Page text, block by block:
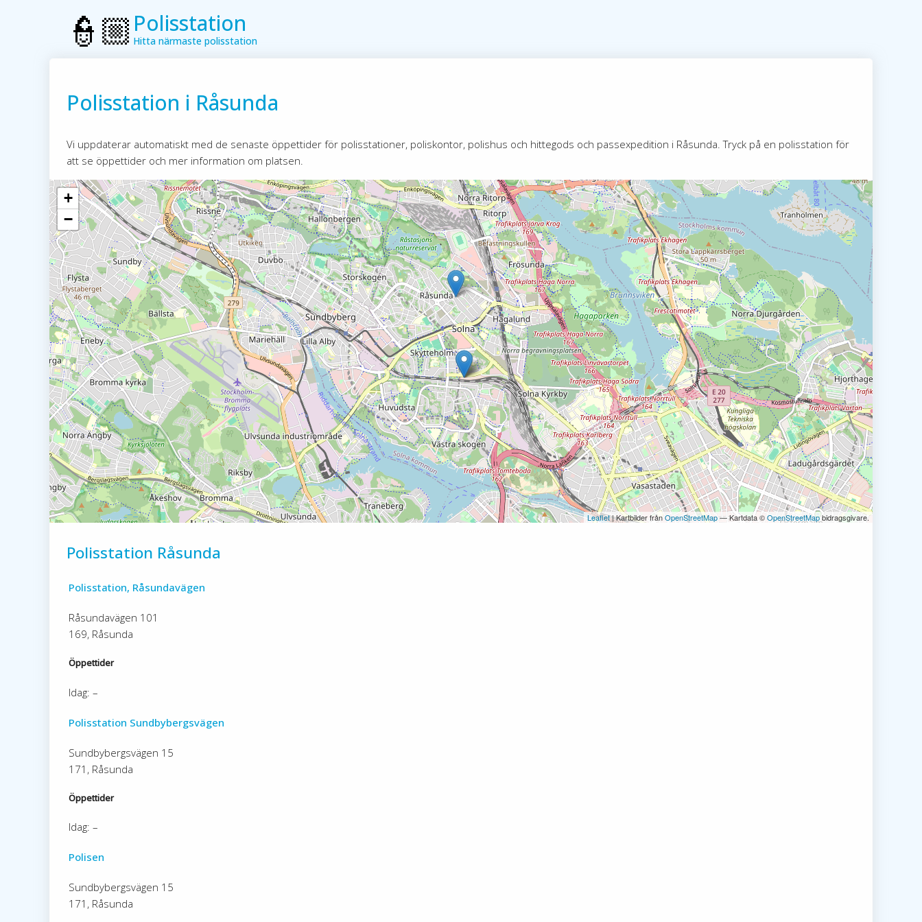
Polisstation
Hitta närmaste polisstation
Polisstation i Råsunda
Vi uppdaterar automatiskt med de senaste öppettider för polisstationer, poliskontor, polishus och hittegods och passexpedition i Råsunda. Tryck på en polisstation för
att se öppettider och mer information om platsen.
+
−
Leaflet| Kartbilder frånOpenStreetMap— Kartdata ©OpenStreetMapbidragsgivare.
Polisstation Råsunda
Polisstation, Råsundavägen
Råsundavägen 101
169, Råsunda
Öppettider
Idag: –
Polisstation Sundbybergsvägen
Sundbybergsvägen 15
171, Råsunda
Öppettider
Idag: –
Polisen
Sundbybergsvägen 15
171, Råsunda